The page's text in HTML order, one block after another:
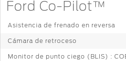
Ford Co-Pilot™
Asistencia de frenado en reversa
Cámara de retroceso
Monitor de punto ciego (BLIS) :